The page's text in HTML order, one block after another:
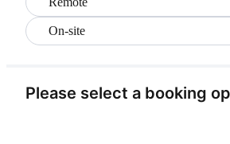
On-site
Please select a booking